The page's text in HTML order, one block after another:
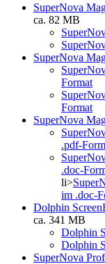
SuperNova
ca. 82 MB
SuperNova
Format
Format
SuperNova
.pdf-
.doc-
li>
im .doc-
Dolphin
ca. 341 MB
Dolphin
Dolphin
SuperNova